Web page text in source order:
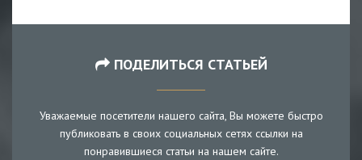
ПОДЕЛИТЬСЯ СТАТЬЕЙ
Уважаемые посетители нашего сайта, Вы можете быстро
публиковать в своих социальных сетях ссылки на
понравившиеся статьи на нашем сайте.